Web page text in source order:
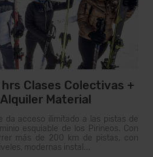
Clases Colectivas +
Material
da acceso ilimitado a las pistas de
esquiable de los Pirineos. Con
más de 200 km de pistas, con
modernas instal...